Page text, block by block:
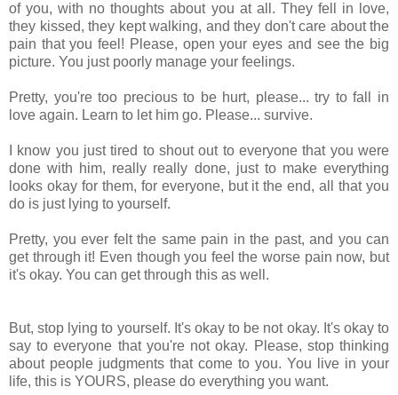
of you, with no thoughts about you at all. They fell in love,
they kissed, they kept walking, and they don't care about the
pain that you feel! Please, open your eyes and see the big
picture. You just poorly manage your feelings.
Pretty, you're too precious to be hurt, please... try to fall in
love again. Learn to let him go. Please... survive.
I know you just tired to shout out to everyone that you were
done with him, really really done, just to make everything
looks okay for them, for everyone, but it the end, all that you
do is just lying to yourself.
Pretty, you ever felt the same pain in the past, and you can
get through it! Even though you feel the worse pain now, but
it's okay. You can get through this as well.
But, stop lying to yourself. It's okay to be not okay. It's okay to
say to everyone that you're not okay. Please, stop thinking
about people judgments that come to you. You live in your
life, this is YOURS, please do everything you want.